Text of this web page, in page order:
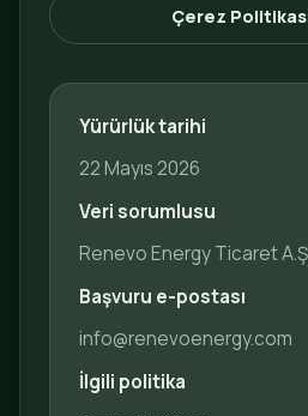
Çerez
Yürürlük tarihi
22 Mayıs 2026
Veri sorumlusu
Renevo Energy Ticaret
Başvuru e-postası
info@renevoenergy.com
İlgili politika